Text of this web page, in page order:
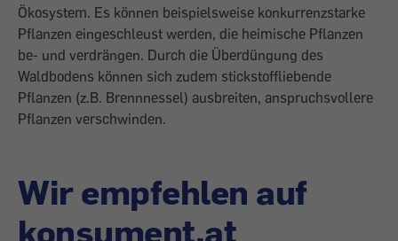
Ökosystem. Es können beispielsweise konkurrenzstarke
Pflanzen eingeschleust werden, die heimische Pflanzen
be- und verdrängen. Durch die Überdüngung des
Waldbodens können sich zudem stickstoffliebende
Pflanzen (z.B. Brennnessel) ausbreiten, anspruchsvollere
Pflanzen verschwinden.
Wir empfehlen auf
konsument.at